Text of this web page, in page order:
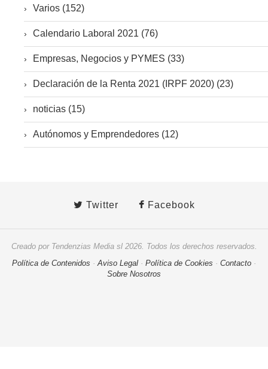
Varios (152)
Calendario Laboral 2021 (76)
Empresas, Negocios y PYMES (33)
Declaración de la Renta 2021 (IRPF 2020) (23)
noticias (15)
Autónomos y Emprendedores (12)
Twitter Facebook
Creado por Tendenzias Media sl 2026. Todos los derechos reservados.
Política de Contenidos · Aviso Legal · Política de Cookies · Contacto ·
Sobre Nosotros